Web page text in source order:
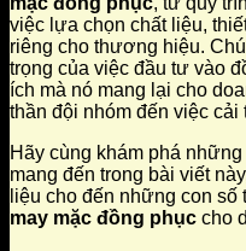
việc lựa chọn chất liệu,
riêng cho thương hiệu.
trọng của việc đầu tư vào
ích mà nó mang lại cho
thần đội nhóm đến việc
Hãy cùng khám phá
mang đến trong bài viết
liệu cho đến những con
may mặc đồng phục cho